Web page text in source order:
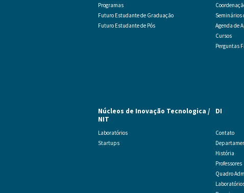
Programas
Futuro Estudante de Graduação
Futuro Estudante de Pós
Seminários
Agenda de
Cursos
Perguntas
Núcleos de Inovação Tecnologica /
NIT
Laboratórios
Startups
DI
Contato
História
Professores
Quadro